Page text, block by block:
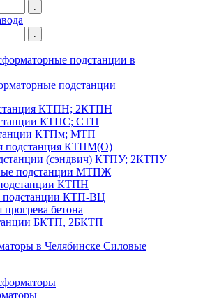
подстанции
КТПН; 2КТПН
КТПС; СТП
КТПм; МТП
подстанция КТПМ(О)
(сэндвич) КТПУ; 2КТПУ
подстанции МТПЖ
КТПН
подстанции КТП-ВЦ
бетона
БКТП, 2БКТП
Силовые